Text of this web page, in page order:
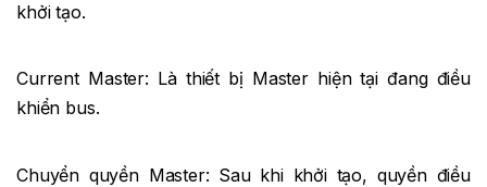
khởi tạo.
Current Master: Là thiết bị Master hiện tại đang điều
khiển bus.
Chuyển quyền Master: Sau khi khởi tạo, quyền điều